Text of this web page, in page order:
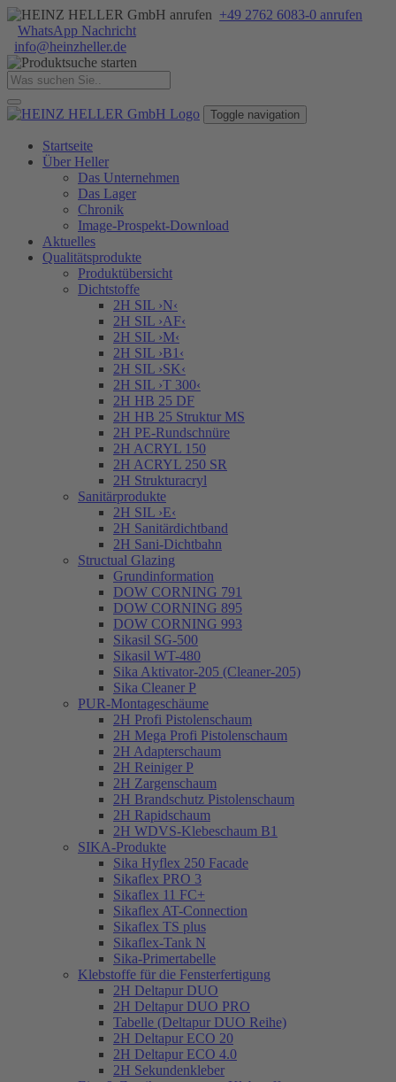
+49 2762 6083-0 anrufen
WhatsApp Nachricht
info@heinzheller.de
Toggle navigation
Startseite
Über Heller
Das Unternehmen
Das Lager
Chronik
Image-Prospekt-Download
Aktuelles
Qualitätsprodukte
Produktübersicht
Dichtstoffe
2H SIL ›N‹
2H SIL ›AF‹
2H SIL ›M‹
2H SIL ›B1‹
2H SIL ›SK‹
2H SIL ›T 300‹
2H HB 25 DF
2H HB 25 Struktur MS
2H PE-Rundschnüre
2H ACRYL 150
2H ACRYL 250 SR
2H Strukturacryl
Sanitärprodukte
2H SIL ›E‹
2H Sanitärdichtband
2H Sani-Dichtbahn
Structual Glazing
Grundinformation
DOW CORNING 791
DOW CORNING 895
DOW CORNING 993
Sikasil SG-500
Sikasil WT-480
Sika Aktivator-205 (Cleaner-205)
Sika Cleaner P
PUR-Montageschäume
2H Profi Pistolenschaum
2H Mega Profi Pistolenschaum
2H Adapterschaum
2H Reiniger P
2H Zargenschaum
2H Brandschutz Pistolenschaum
2H Rapidschaum
2H WDVS-Klebeschaum B1
SIKA-Produkte
Sika Hyflex 250 Facade
Sikaflex PRO 3
Sikaflex 11 FC+
Sikaflex AT-Connection
Sikaflex TS plus
Sikaflex-Tank N
Sika-Primertabelle
Klebstoffe für die Fensterfertigung
2H Deltapur DUO
2H Deltapur DUO PRO
Tabelle (Deltapur DUO Reihe)
2H Deltapur ECO 20
2H Deltapur ECO 4.0
2H Sekundenkleber